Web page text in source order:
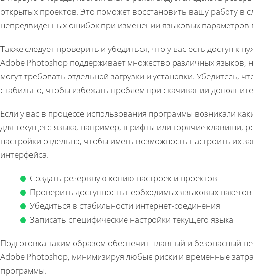
открытых проектов. Это поможет восстановить вашу работу в
непредвиденных ошибок при изменении языковых параметров
Также следует проверить и убедиться, что у вас есть доступ к
Adobe Photoshop поддерживает множество различных языков,
могут требовать отдельной загрузки и установки. Убедитесь,
стабильно, чтобы избежать проблем при скачивании
Если у вас в процессе использования программы возникали
для текущего языка, например, шрифты или горячие клавиши,
настройки отдельно, чтобы иметь возможность настроить их
интерфейса.
Создать резервную копию настроек и проектов
Проверить доступность необходимых языковых пакетов
Убедиться в стабильности интернет-соединения
Записать специфические настройки текущего языка
Подготовка таким образом обеспечит плавный и безопасный
Adobe Photoshop, минимизируя любые риски и временные
программы.